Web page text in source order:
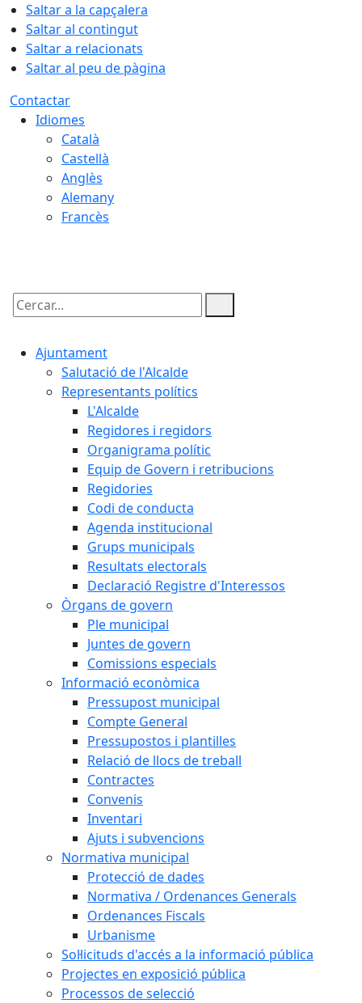
Saltar a la capçalera
Saltar al contingut
Saltar a relacionats
Saltar al peu de pàgina
Contactar
Idiomes
Català
Castellà
Anglès
Alemany
Francès
Cercar:
Ajuntament
Salutació de l'Alcalde
Representants polítics
L'Alcalde
Regidores i regidors
Organigrama polític
Equip de Govern i retribucions
Regidories
Codi de conducta
Agenda institucional
Grups municipals
Resultats electorals
Declaració Registre d'Interessos
Òrgans de govern
Ple municipal
Juntes de govern
Comissions especials
Informació econòmica
Pressupost municipal
Compte General
Pressupostos i plantilles
Relació de llocs de treball
Contractes
Convenis
Inventari
Ajuts i subvencions
Normativa municipal
Protecció de dades
Normativa / Ordenances Generals
Ordenances Fiscals
Urbanisme
Sol·licituds d'accés a la informació pública
Projectes en exposició pública
Processos de selecció